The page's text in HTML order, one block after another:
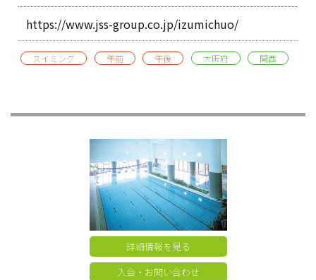
https://www.jss-group.co.jp/izumichuo/
スイミング 午前 午後 大阪府 関西
詳細情報を見る
入会・お問い合わせ